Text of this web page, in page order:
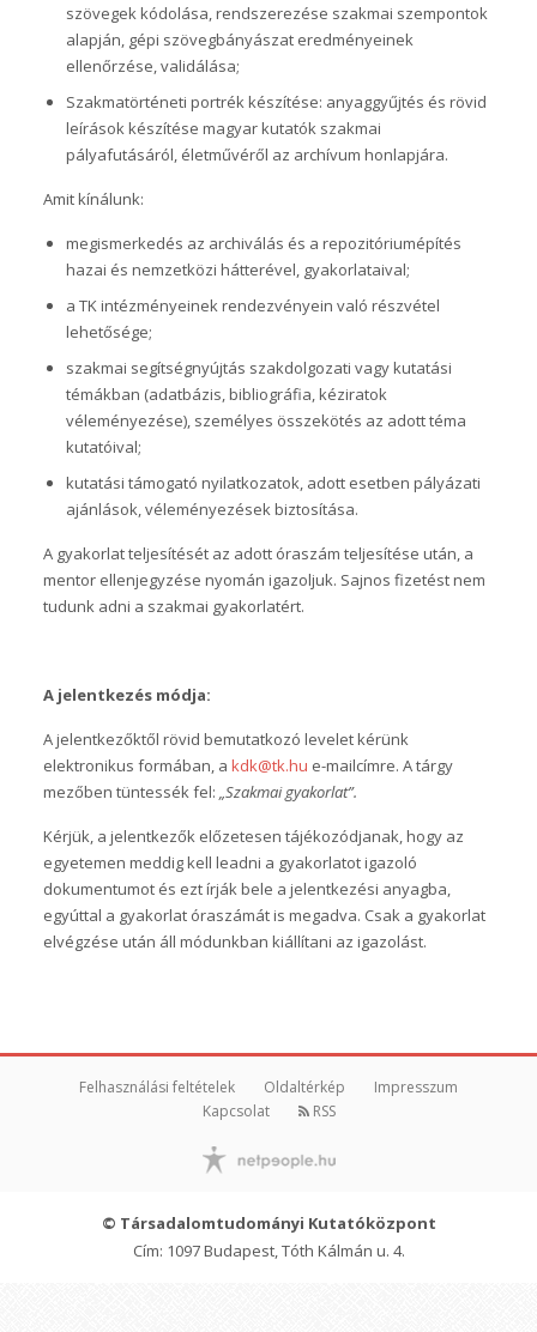
szövegek kódolása, rendszerezése szakmai szempontok
alapján, gépi szövegbányászat eredményeinek
ellenőrzése, validálása;
Szakmatörténeti portrék készítése: anyaggyűjtés és rövid
leírások készítése magyar kutatók szakmai
pályafutásáról, életművéről az archívum honlapjára.
Amit kínálunk:
megismerkedés az archiválás és a repozitóriumépítés
hazai és nemzetközi hátterével, gyakorlataival;
a TK intézményeinek rendezvényein való részvétel
lehetősége;
szakmai segítségnyújtás szakdolgozati vagy kutatási
témákban (adatbázis, bibliográfia, kéziratok
véleményezése), személyes összekötés az adott téma
kutatóival;
kutatási támogató nyilatkozatok, adott esetben pályázati
ajánlások, véleményezések biztosítása.
A gyakorlat teljesítését az adott óraszám teljesítése után, a
mentor ellenjegyzése nyomán igazoljuk. Sajnos fizetést nem
tudunk adni a szakmai gyakorlatért.
A jelentkezés módja:
A jelentkezőktől rövid bemutatkozó levelet kérünk
elektronikus formában, a kdk@tk.hu e-mailcímre. A tárgy
mezőben tüntessék fel: „Szakmai gyakorlat”.
Kérjük, a jelentkezők előzetesen tájékozódjanak, hogy az
egyetemen meddig kell leadni a gyakorlatot igazoló
dokumentumot és ezt írják bele a jelentkezési anyagba,
egyúttal a gyakorlat óraszámát is megadva. Csak a gyakorlat
elvégzése után áll módunkban kiállítani az igazolást.
Felhasználási feltételek Oldaltérkép
Impresszum
Kapcsolat
RSS
© Társadalomtudományi Kutatóközpont
Cím: 1097 Budapest, Tóth Kálmán u. 4.